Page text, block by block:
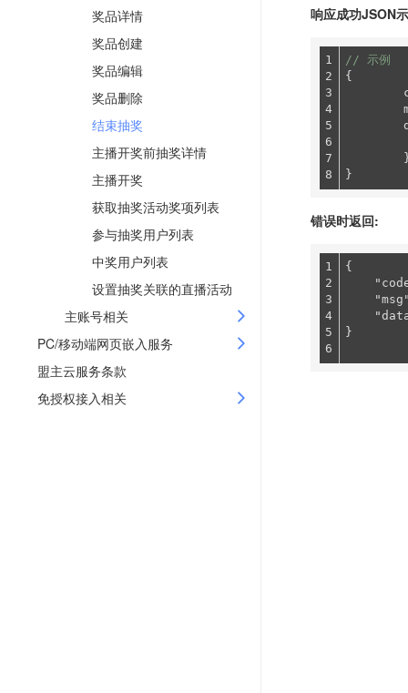
奖品详情
奖品创建
奖品编辑
奖品删除
结束抽奖
主播开奖前抽奖详情
主播开奖
获取抽奖活动奖项列表
参与抽奖用户列表
中奖用户列表
设置抽奖关联的直播活动
主账号相关
PC/移动端网页嵌入服务
盟主云服务条款
免授权接入相关
响应成功JSON
1
2
3
4
5
6
7
// 示例
{
错误时返回:
1
2
3
4
5
{
}